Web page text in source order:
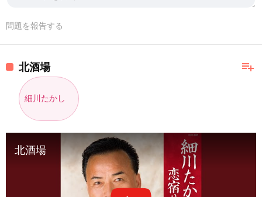
問題を報告する
playlist_add
北酒場
細川たかし
北酒場